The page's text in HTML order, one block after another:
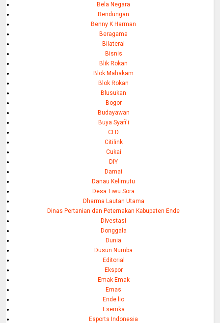
Bela Negara
Bendungan
Benny K Harman
Beragama
Bilateral
Bisnis
Blik Rokan
Blok Mahakam
Blok Rokan
Blusukan
Bogor
Budayawan
Buya Syafi'i
CFD
Citilink
Cukai
DIY
Damai
Danau Kelimutu
Desa Tiwu Sora
Dharma Lautan Utama
Dinas Pertanian dan Peternakan Kabupaten Ende
Divestasi
Donggala
Dunia
Dusun Numba
Editorial
Ekspor
Emak-Emak
Emas
Ende lio
Esemka
Esports Indonesia